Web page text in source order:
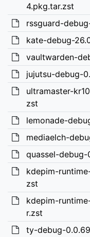
4.pkg.tar.zst
rssguard-
kate-debug-
vaultwarden-
jujutsu-debug-
ultramaster-
zst
lemonade-
mediaelch-
quassel-debug-
kdepim-
zst
kdepim-
r.zst
ty-debug-